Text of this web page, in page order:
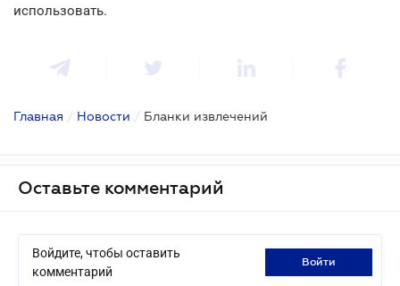
использовать.
Главная / Новости / Бланки извлечений
Оставьте комментарий
Войдите, чтобы оставить
комментарий
войти